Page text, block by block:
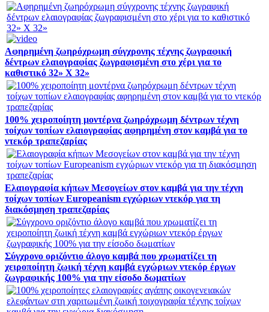
Αφηρημένη ζωηρόχρωμη σύγχρονης τέχνης ζωγραφική
δέντρων ελαιογραφίας ζωγραφισμένη στο χέρι για το
καθιστικό 32» Χ 32»
100% χειροποίητη μοντέρνα ζωηρόχρωμη δέντρων τέχνη
τοίχων τοπίων ελαιογραφίας αφηρημένη στον καμβά για το
ντεκόρ τραπεζαρίας
Ελαιογραφία κήπων Μεσογείων στον καμβά για την τέχνη
τοίχων τοπίων Europeanism εγχώριων ντεκόρ για τη
διακόσμηση τραπεζαρίας
Σύγχρονο οριζόντιο άλογο καμβά που χρωματίζει τη
χειροποίητη ζωική τέχνη καμβά εγχώριων ντεκόρ έργων
ζωγραφικής 100% για την είσοδο δωματίων